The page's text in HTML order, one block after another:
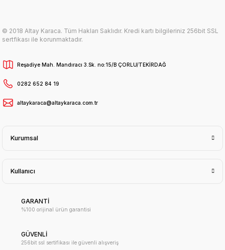
© 2018 Altay Karaca. Tüm Hakları Saklıdır. Kredi kartı bilgileriniz 256bit SSL
sertfikası ile korunmaktadır.
Reşadiye Mah. Mandıracı 3.Sk. no:15/B ÇORLU/TEKİRDAĞ
0282 652 84 19
altaykaraca@altaykaraca.com.tr
Kurumsal
Kullanıcı
GARANTİ
%100 orijinal ürün garantisi
GÜVENLİ
256bit ssl sertifikası ile güvenli alışveriş